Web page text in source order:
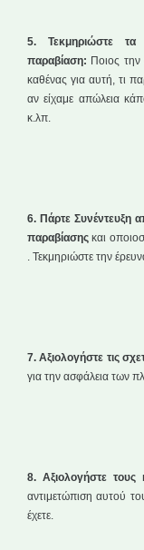
5. Τεκμηριώστε
παραβίαση: Ποιος την
καθένας για αυτή, τι
αν είχαμε απώλεια
κ.λπ.
6. Πάρτε Συνέντευξη
παραβίασης και
. Τεκμηριώστε την
7. Αξιολογήστε τις
για την ασφάλεια των
8. Αξιολογήστε τους
αντιμετώπιση αυτού
έχετε.